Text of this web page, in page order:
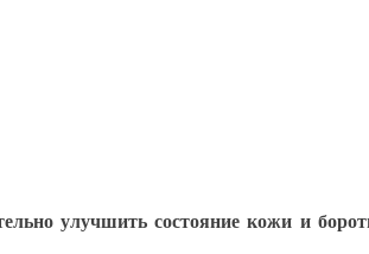
улучшить состояние кожи и